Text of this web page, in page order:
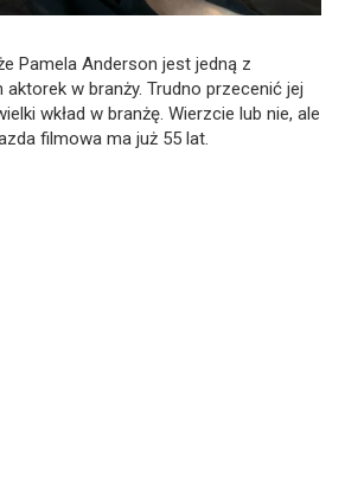
Pamela Anderson jest jedną z
w branży. Trudno przecenić jej
wkład w branżę. Wierzcie lub nie, ale
filmowa ma już 55 lat.